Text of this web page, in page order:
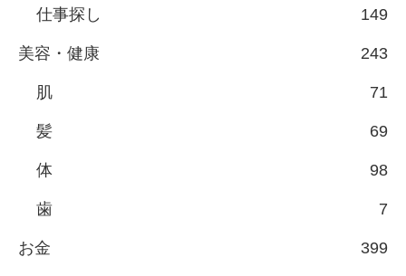
仕事探し 149
美容・健康 243
肌 71
髪 69
体 98
歯 7
お金 399